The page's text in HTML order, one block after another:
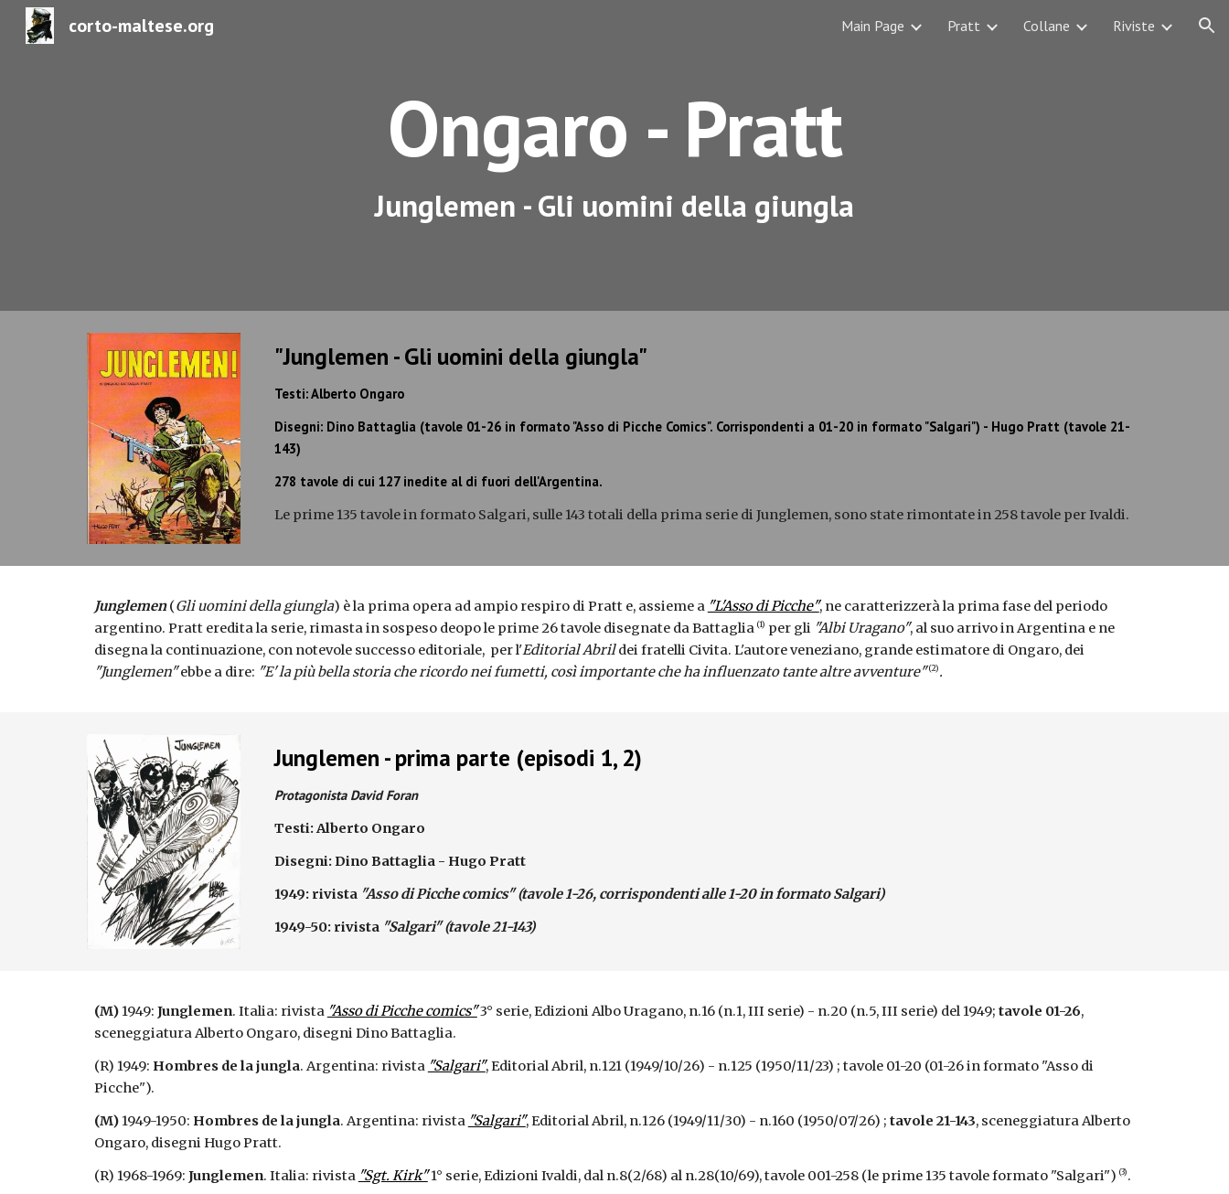
corto-maltese.org Main Page Pratt Collane Riviste
Ongaro - Pratt
Junglemen - Gli uomini della giungla
"Junglemen - Gli uomini della giungla"
Testi: Alberto Ongaro
Disegni: Dino Battaglia (tavole 01-26 in formato "Asso di Picche Comics". Corrispondenti a 01-20 in formato "Salgari") - Hugo Pratt (tavole 21-
143)
278 tavole di cui 127 inedite al di fuori dell'Argentina.
Le prime 135 tavole in formato Salgari, sulle 143 totali della prima serie di Junglemen, sono state rimontate in 258 tavole per Ivaldi.
Junglemen(Gli uomini della giungla) è la prima opera ad ampio respiro di Pratt e, assieme a "L'Asso di Picche", ne caratterizzerà la prima fase del periodo
argentino. Pratt eredita la serie, rimasta in sospeso deopo le prime 26 tavole disegnate da Battaglia (1) per gli "Albi Uragano", al suo arrivo in Argentina e ne
disegna la continuazione, con notevole successo editoriale, per l'Editorial Abrildei fratelli Civita. L'autore veneziano, grande estimatore di Ongaro, dei
"Junglemen"ebbe a dire: "E' la più bella storia che ricordo nei fumetti, così importante che ha influenzato tante altre avventure"(2).
Junglemen - prima parte (episodi 1, 2)
Protagonista David Foran
Testi: Alberto Ongaro
Disegni: Dino Battaglia - Hugo Pratt
1949: rivista "Asso di Picche comics" (tavole 1-26, corrispondenti alle 1-20 in formato Salgari)
1949-50: rivista "Salgari" (tavole 21-143)
(M)1949: Junglemen. Italia: rivista "Asso di Picche comics"3° serie, Edizioni Albo Uragano, n.16 (n.1, III serie) - n.20 (n.5, III serie) del 1949; tavole 01-26,
sceneggiatura Alberto Ongaro, disegni Dino Battaglia.
(R) 1949: Hombres de la jungla. Argentina: rivista "Salgari", Editorial Abril, n.121 (1949/10/26) - n.125 (1950/11/23) ; tavole 01-20 (01-26 in formato "Asso di
Picche").
(M)1949-1950: Hombres de la jungla. Argentina: rivista "Salgari", Editorial Abril, n.126 (1949/11/30) - n.160 (1950/07/26) ; tavole 21-143, sceneggiatura Alberto
Ongaro, disegni Hugo Pratt.
(R) 1968-1969: Junglemen. Italia: rivista "Sgt. Kirk"1° serie, Edizioni Ivaldi, dal n.8(2/68) al n.28(10/69), tavole 001-258 (le prime 135 tavole formato "Salgari") (3).